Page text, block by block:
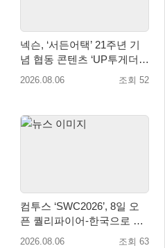
넥슨, ‘서든어택’ 21주년 기
념 협동 콘텐츠 ‘UP투게더’
업데이트
2026.08.06 조회 52
컴투스 ‘SWC2026’, 8일 오
픈 퀄리파이어-한국으로 시
즌 개막!
2026.08.06 조회 63